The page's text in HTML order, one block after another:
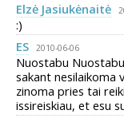
Elzė Jasiukėnaitė
:)
ES
2010-06-06
Nuostabu
sakant nesilaikoma
zinoma pries tai
issireiskiau, et esu